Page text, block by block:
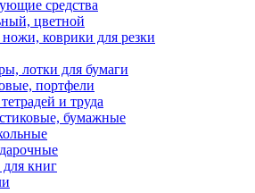
средства
цветной
коврики для резки
лотки для бумаги
портфели
и труда
бумажные
книг